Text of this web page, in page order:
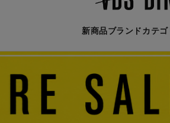
新商品ブランド カテ